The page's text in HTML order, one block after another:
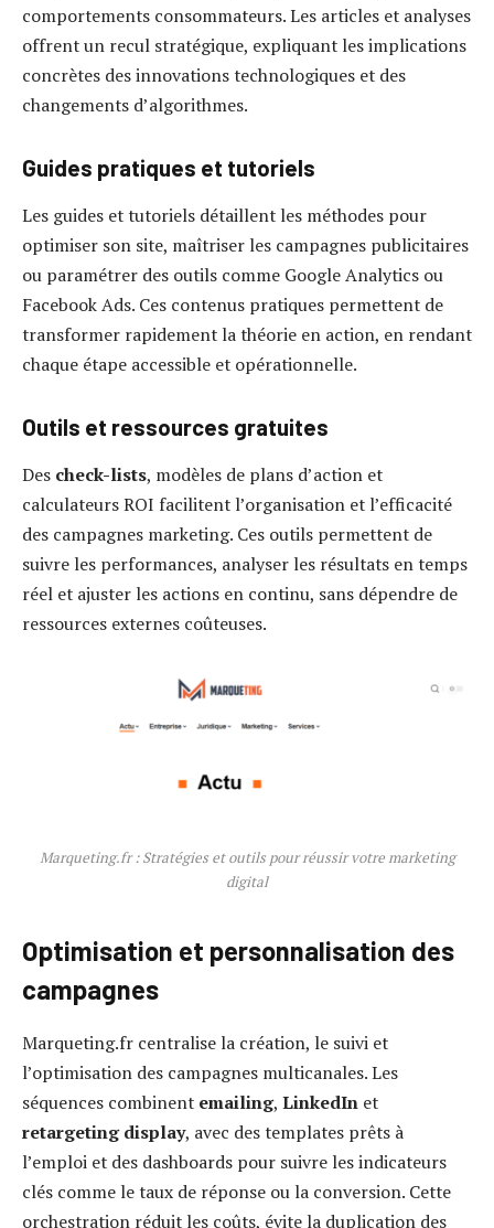
comportements consommateurs. Les articles et analyses
offrent un recul stratégique, expliquant les implications
concrètes des innovations technologiques et des
changements d’algorithmes.
Guides pratiques et tutoriels
Les guides et tutoriels détaillent les méthodes pour
optimiser son site, maîtriser les campagnes publicitaires
ou paramétrer des outils comme Google Analytics ou
Facebook Ads. Ces contenus pratiques permettent de
transformer rapidement la théorie en action, en rendant
chaque étape accessible et opérationnelle.
Outils et ressources gratuites
Des check-lists, modèles de plans d’action et
calculateurs ROI facilitent l’organisation et l’efficacité
des campagnes marketing. Ces outils permettent de
suivre les performances, analyser les résultats en temps
réel et ajuster les actions en continu, sans dépendre de
ressources externes coûteuses.
Marqueting.fr : Stratégies et outils pour réussir votre marketing
digital
Optimisation et personnalisation des
campagnes
Marqueting.fr centralise la création, le suivi et
l’optimisation des campagnes multicanales. Les
séquences combinent emailing, LinkedIn et
retargeting display, avec des templates prêts à
l’emploi et des dashboards pour suivre les indicateurs
clés comme le taux de réponse ou la conversion. Cette
orchestration réduit les coûts, évite la duplication des